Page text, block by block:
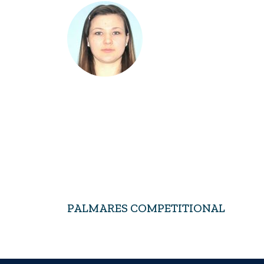
PALMARES COMPETITIONAL